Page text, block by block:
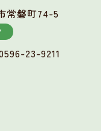
常磐町74-5
23-9211